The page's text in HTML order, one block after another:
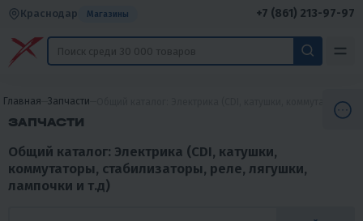
Краснодар Магазины +7 (861) 213-97-97
Главная Запчасти Общий каталог: Электрика (CDI, катушки, коммутаторы,
ЗАПЧАСТИ
Общий каталог: Электрика (CDI, катушки,
коммутаторы, стабилизаторы, реле, лягушки,
лампочки и т.д)